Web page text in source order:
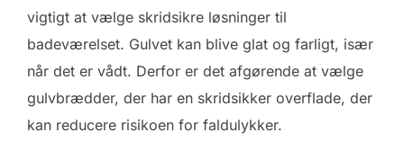
vigtigt at vælge skridsikre løsninger til
badeværelset. Gulvet kan blive glat og farligt, især
når det er vådt. Derfor er det afgørende at vælge
gulvbrædder, der har en skridsikker overflade, der
kan reducere risikoen for faldulykker.